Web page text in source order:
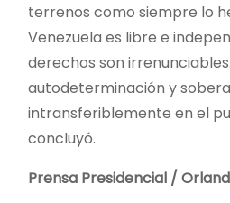
terrenos como siempre lo
Venezuela es libre e
derechos son
autodeterminación y
intransferiblemente en el
concluyó.
Prensa Presidencial /